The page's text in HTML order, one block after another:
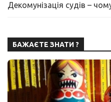
Декомунізація судів –
БАЖАЄТЕ ЗНАТИ ?